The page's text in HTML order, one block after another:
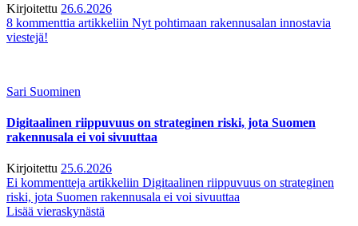
Kirjoitettu 26.6.2026
8 kommenttia artikkeliin Nyt pohtimaan rakennusalan innostavia
viestejä!
Sari Suominen
Digitaalinen riippuvuus on strateginen riski, jota Suomen
rakennusala ei voi sivuuttaa
Kirjoitettu 25.6.2026
Ei kommentteja artikkeliin Digitaalinen riippuvuus on strateginen
riski, jota Suomen rakennusala ei voi sivuuttaa
Lisää vieraskynästä